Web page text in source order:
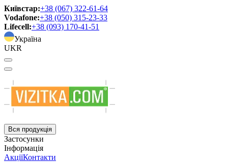
Київстар:+38 (067) 322-61-64
Vodafone:+38 (050) 315-23-33
Lifecell:+38 (093) 170-41-51
Україна
UKR
Вся продукція
Застосунки
Інформація
АкціїКонтакти